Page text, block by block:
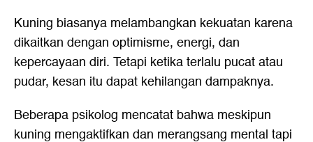
Kuning biasanya melambangkan kekuatan karena
dikaitkan dengan optimisme, energi, dan
kepercayaan diri. Tetapi ketika terlalu pucat atau
pudar, kesan itu dapat kehilangan dampaknya.
Beberapa psikolog mencatat bahwa meskipun
kuning mengaktifkan dan merangsang mental tapi